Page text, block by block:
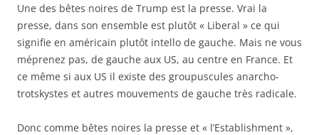
Une des bêtes noires de Trump est la presse. Vrai la
presse, dans son ensemble est plutôt « Liberal » ce qui
signifie en américain plutôt intello de gauche. Mais ne vous
méprenez pas, de gauche aux US, au centre en France. Et
ce même si aux US il existe des groupuscules anarcho-
trotskystes et autres mouvements de gauche très radicale.
Donc comme bêtes noires la presse et « l’Establishment »,